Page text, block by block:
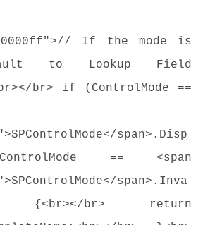
If the mode is
to Lookup Field
br> if (ControlMode ==
span>.Disp
== <span
span>.Inva
{<br></br> return